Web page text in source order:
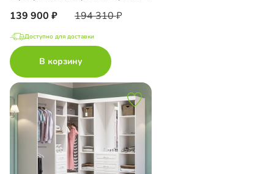
139 900 194 310
Доступно для доставки
В корзину